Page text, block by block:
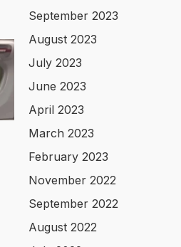
September 2023
August 2023
July 2023
June 2023
April 2023
March 2023
February 2023
November 2022
September 2022
August 2022